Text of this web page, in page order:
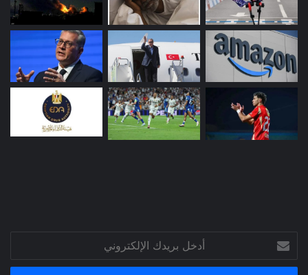
بريدك
الإلكتروني